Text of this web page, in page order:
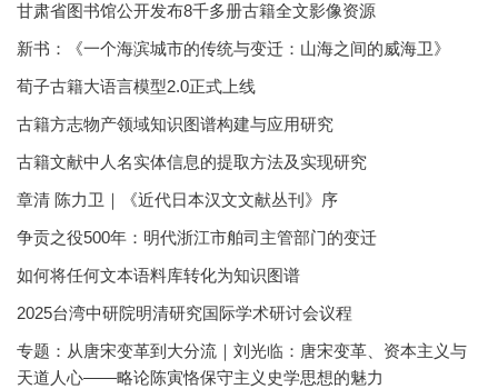
甘肃省图书馆公开发布8千多册古籍全文影像资源
新书：《一个海滨城市的传统与变迁：山海之间的威海卫》
荀子古籍大语言模型2.0正式上线
古籍方志物产领域知识图谱构建与应用研究
古籍文献中人名实体信息的提取方法及实现研究
章清 陈力卫｜《近代日本汉文文献丛刊》序
争贡之役500年：明代浙江市舶司主管部门的变迁
如何将任何文本语料库转化为知识图谱
2025台湾中研院明清研究国际学术研讨会议程
专题：从唐宋变革到大分流｜刘光临：唐宋变革、资本主义与
天道人心——略论陈寅恪保守主义史学思想的魅力